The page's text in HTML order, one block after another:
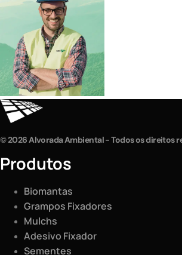
© 2026 Alvorada Ambiental - Todos os direitos
Produtos
Biomantas
Grampos Fixadores
Mulchs
Adesivo Fixador
Sementes